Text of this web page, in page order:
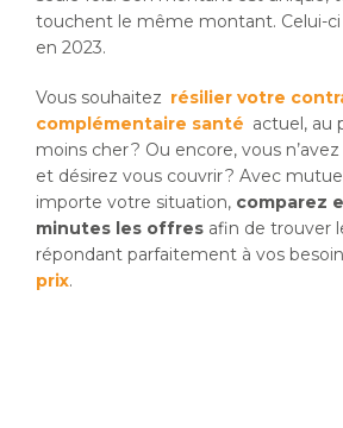
touchent le même montant. Celui-ci
en 2023.
Vous souhaitez résilier votre
complémentaire santé actuel, au
moins cher ? Ou encore, vous
et désirez vous couvrir ? Avec
importe votre situation, comparez
minutes les offres afin de trouver
répondant parfaitement à vos
prix.